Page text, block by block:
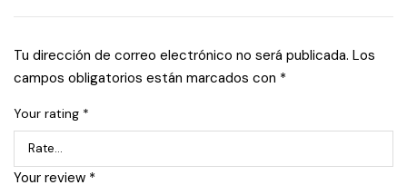
Tu dirección de correo electrónico no será publicada. Los
campos obligatorios están marcados con *
Your rating *
Your review *